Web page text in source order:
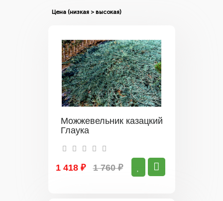
Можжевельник казацкий
Глаука
1 418 ₽ 1 760 ₽